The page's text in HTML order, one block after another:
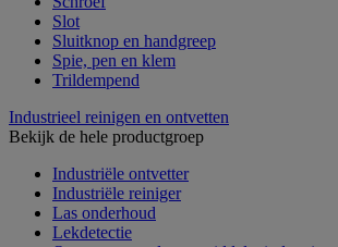
Slot
Sluitknop en handgreep
Spie, pen en klem
Trildempend
Industrieel reinigen en ontvetten
Bekijk de hele productgroep
Industriële ontvetter
Industriële reiniger
Las onderhoud
Lekdetectie